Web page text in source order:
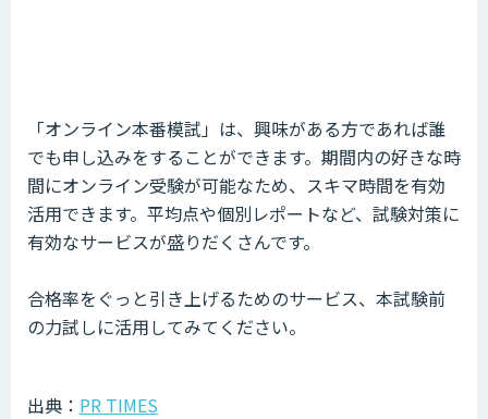
「オンライン本番模試」は、興味がある方であれば誰
でも申し込みをすることができます。期間内の好きな時
間にオンライン受験が可能なため、スキマ時間を有効
活用できます。平均点や個別レポートなど、試験対策に
有効なサービスが盛りだくさんです。
合格率をぐっと引き上げるためのサービス、本試験前
の力試しに活用してみてください。
出典： PR TIMES